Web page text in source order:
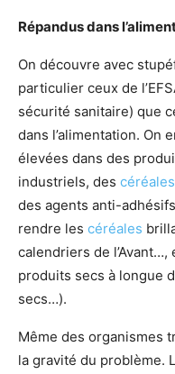
Répandus dans
On découvre avec
particulier ceux de
sécurité sanitaire) que
dans l’alimentation. On
élevées dans des
industriels, des céréales
des agents anti-
rendre les céréales
calendriers de l’Avant…,
produits secs à longue
secs…).
Même des organismes
la gravité du problème.